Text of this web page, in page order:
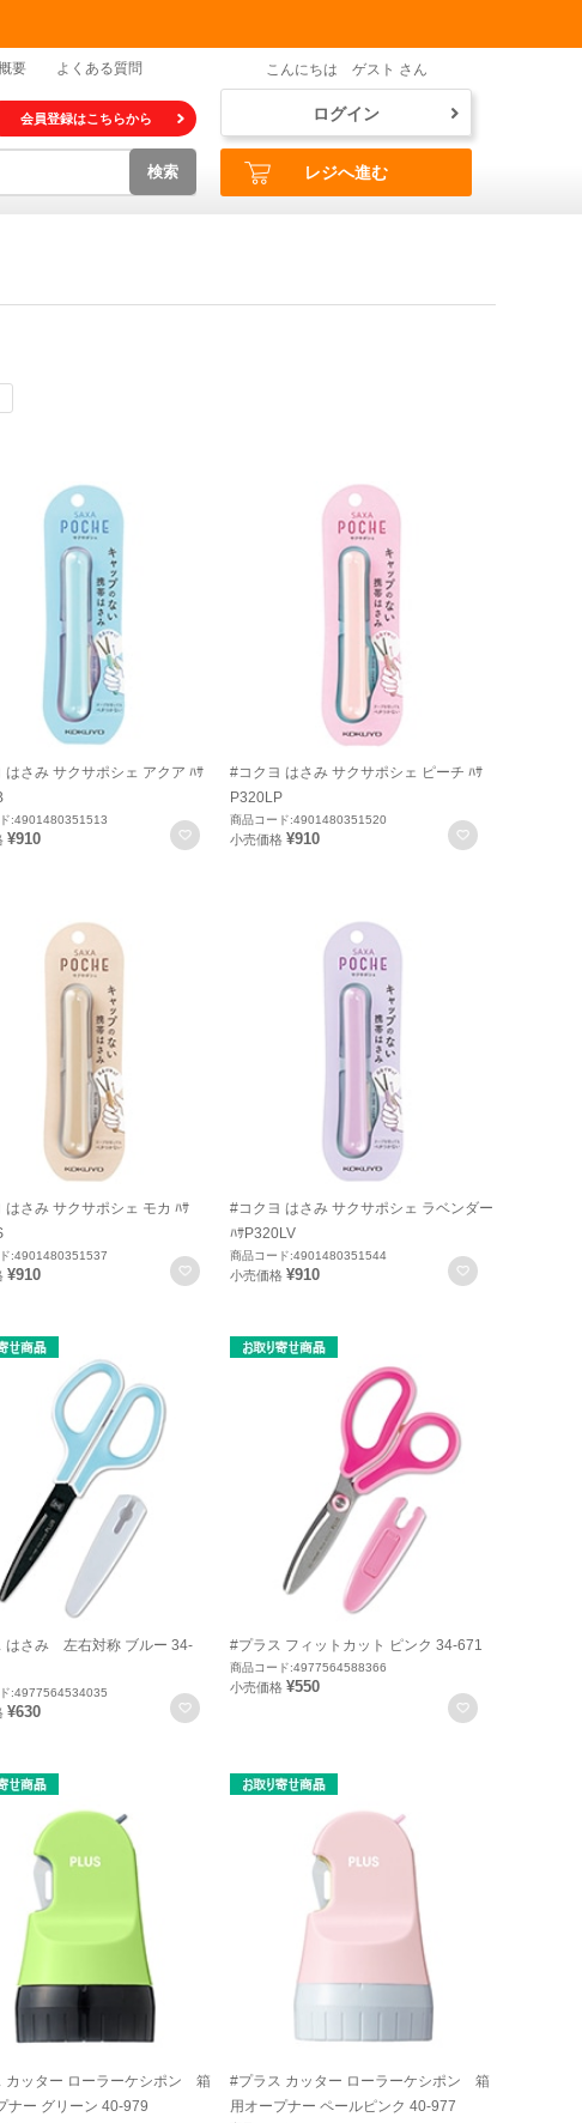
要 よくある質問
会員登録はこちらから
検索
こんにちは ゲスト さん
ログイン
レジへ進む
登録
はさみ サクサポシェ アクア ﾊｻ
:4901480351513
¥910 お気に入りに登録
#コクヨ はさみ サクサポシェ ピーチ ﾊｻ
P320LP
商品コード:4901480351520
小売価格 ¥910
登録
はさみ サクサポシェ モカ ﾊｻ
:4901480351537
¥910 お気に入りに登録
#コクヨ はさみ サクサポシェ ラベンダー
ﾊｻP320LV
商品コード:4901480351544
小売価格 ¥910
登録
はさみ 左右対称 ブルー 34-
:4977564534035
¥630 お気に入りに登録
#プラス フィットカット ピンク 34-671
商品コード:4977564588366
小売価格 ¥550
カッター ローラーケシポン 箱
ナー グリーン 40-979
#プラス カッター ローラーケシポン 箱
用オープナー ペールピンク 40-977